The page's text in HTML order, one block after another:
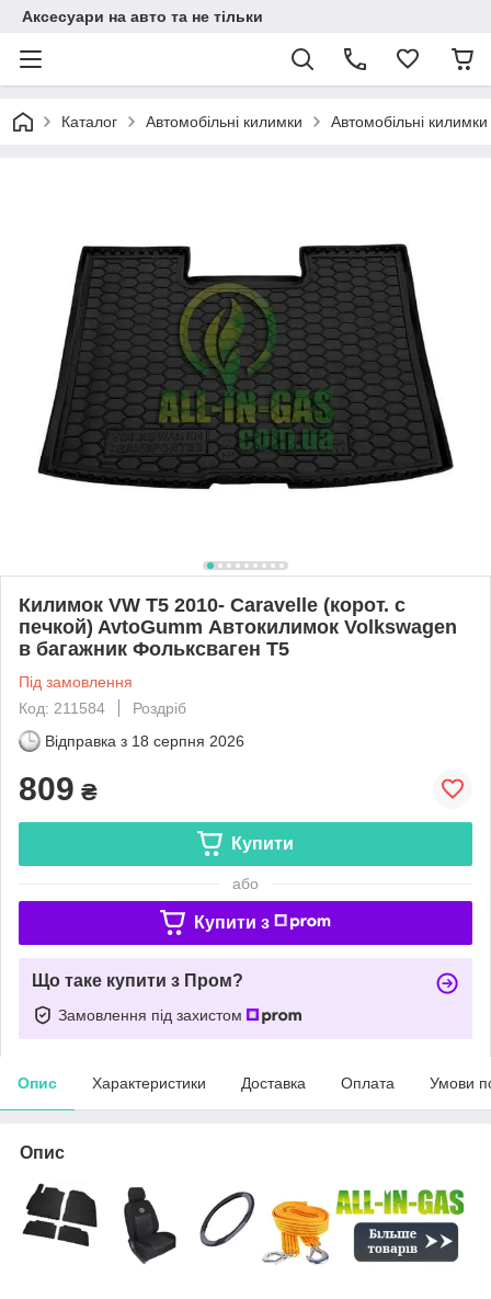
Аксесуари на авто та не тільки
Каталог Автомобільні килимки Автомобільні
Килимок VW T5 2010- Caravelle (корот. с
печкой) AvtoGumm Автокилимок Volkswagen
в багажник Фольксваген Т5
Під замовлення
Код: 211584
Роздріб
Відправка з 18 серпня 2026
809 ₴
Купити
або
Купити з
Що таке купити з Пром?
Замовлення під захистом
Опис Характеристики Доставка Оплата Умови
Опис